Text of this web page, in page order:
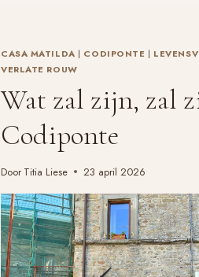
CASA MATILDA | CODIPONTE |
VERLATE ROUW
Wat zal zijn, zal
Codiponte
Door Titia Liese 23 april 2026